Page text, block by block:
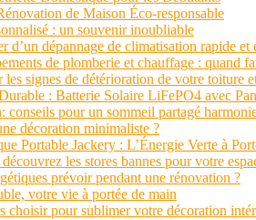
de Maison Éco-responsable
: un souvenir inoubliable
d’un dépannage de climatisation rapide et
de plomberie et chauffage : quand
signes de détérioration de votre toiture
: Batterie Solaire LiFePO4 avec
conseils pour un sommeil partagé
décoration minimaliste ?
Portable Jackery : L’Énergie Verte à
les stores bannes pour votre
prévoir pendant une rénovation ?
votre vie à portée de main
choisir pour sublimer votre décoration